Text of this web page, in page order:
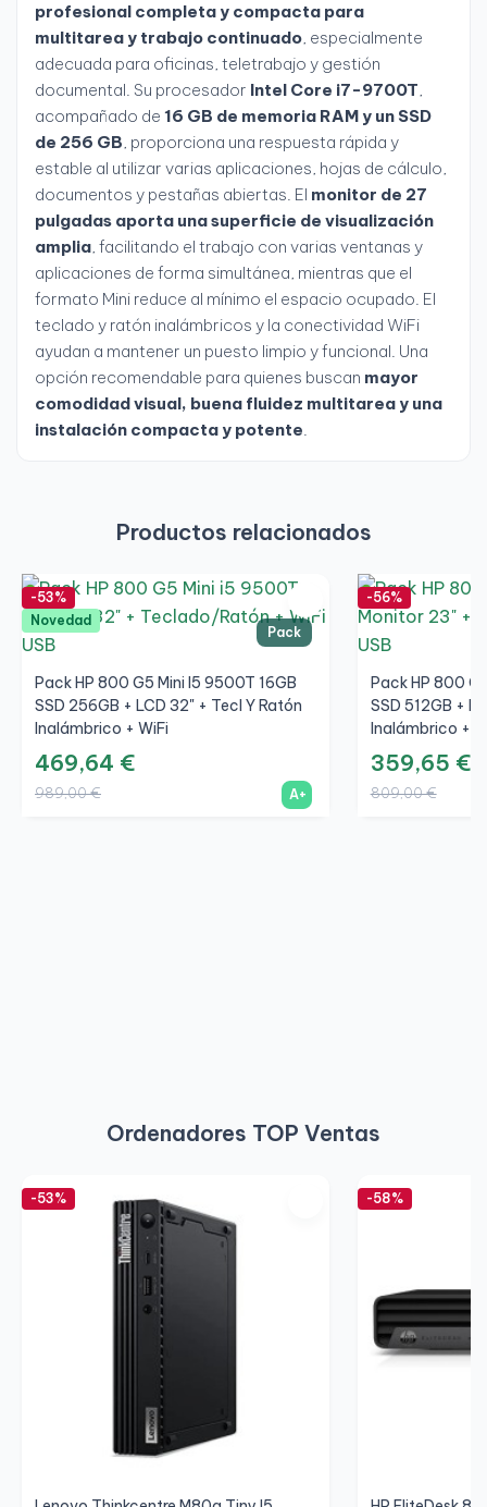
profesional completa y compacta para
multitarea y trabajo continuado, especialmente
adecuada para oficinas, teletrabajo y gestión
documental. Su procesador Intel Core i7-9700T,
acompañado de 16 GB de memoria RAM y un SSD
de 256 GB, proporciona una respuesta rápida y
estable al utilizar varias aplicaciones, hojas de cálculo,
documentos y pestañas abiertas. El monitor de 27
pulgadas aporta una superficie de visualización
amplia, facilitando el trabajo con varias ventanas y
aplicaciones de forma simultánea, mientras que el
formato Mini reduce al mínimo el espacio ocupado. El
teclado y ratón inalámbricos y la conectividad WiFi
ayudan a mantener un puesto limpio y funcional. Una
opción recomendable para quienes buscan mayor
comodidad visual, buena fluidez multitarea y una
instalación compacta y potente.
Productos relacionados
Pack
-53%
Novedad
Pack HP 800 G5 Mini I5 9500T 16GB
SSD 256GB + LCD 32" + Tecl Y Ratón
Inalámbrico + WiFi
469,64 €
989,00 € A+
-56%
Pack HP 800
SSD 512GB +
Inalámbrico +
359,65 €
809,00 €
Ordenadores TOP Ventas
-53% -58%